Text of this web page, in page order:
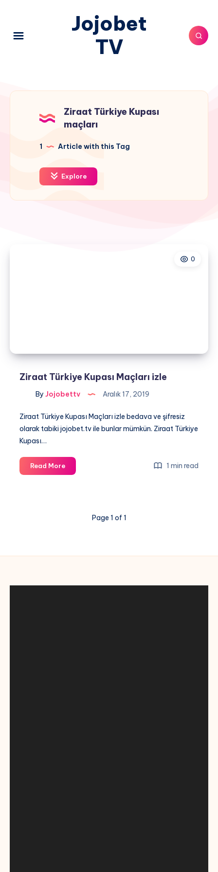
Jojobet
TV
Ziraat Türkiye Kupası
maçları
1 Article with this Tag
Explore
0
Ziraat Türkiye Kupası Maçları izle
By Jojobettv Aralık 17, 2019
Ziraat Türkiye Kupası Maçları izle bedava ve şifresiz
olarak tabiki jojobet.tv ile bunlar mümkün. Ziraat Türkiye
Kupası…
Read MoreZiraat
Türkiye
1 min read
Page 1 of 1